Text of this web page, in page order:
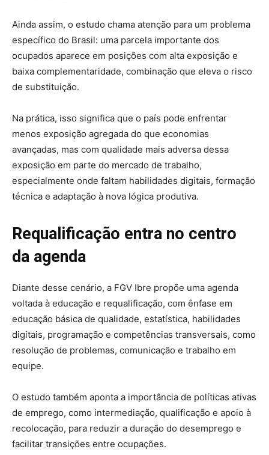
Ainda assim, o estudo chama atenção para um problema
específico do Brasil: uma parcela importante dos
ocupados aparece em posições com alta exposição e
baixa complementaridade, combinação que eleva o risco
de substituição.
Na prática, isso significa que o país pode enfrentar
menos exposição agregada do que economias
avançadas, mas com qualidade mais adversa dessa
exposição em parte do mercado de trabalho,
especialmente onde faltam habilidades digitais, formação
técnica e adaptação à nova lógica produtiva.
Requalificação entra no centro
da agenda
Diante desse cenário, a FGV Ibre propõe uma agenda
voltada à educação e requalificação, com ênfase em
educação básica de qualidade, estatística, habilidades
digitais, programação e competências transversais, como
resolução de problemas, comunicação e trabalho em
equipe.
O estudo também aponta a importância de políticas ativas
de emprego, como intermediação, qualificação e apoio à
recolocação, para reduzir a duração do desemprego e
facilitar transições entre ocupações.